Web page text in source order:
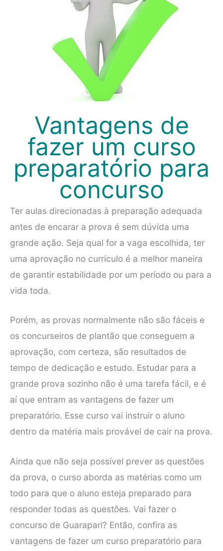
Vantagens de
fazer um curso
preparatório para
concurso
Ter aulas direcionadas à preparação adequada
antes de encarar a prova é sem dúvida uma
grande ação. Seja qual for a vaga escolhida, ter
uma aprovação no currículo é a melhor maneira
de garantir estabilidade por um período ou para a
vida toda.
Porém, as provas normalmente não são fáceis e
os concurseiros de plantão que conseguem a
aprovação, com certeza, são resultados de
tempo de dedicação e estudo. Estudar para a
grande prova sozinho não é uma tarefa fácil, e é
aí que entram as vantagens de fazer um
preparatório. Esse curso vai instruir o aluno
dentro da matéria mais provável de cair na prova.
Ainda que não seja possível prever as questões
da prova, o curso aborda as matérias como um
todo para que o aluno esteja preparado para
responder todas as questões. Vai fazer o
concurso de Guarapari? Então, confira as
vantagens de fazer um curso preparatório para